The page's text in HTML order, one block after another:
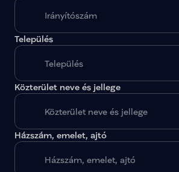
Település
Közterület neve és jellege
Házszám, emelet, ajtó